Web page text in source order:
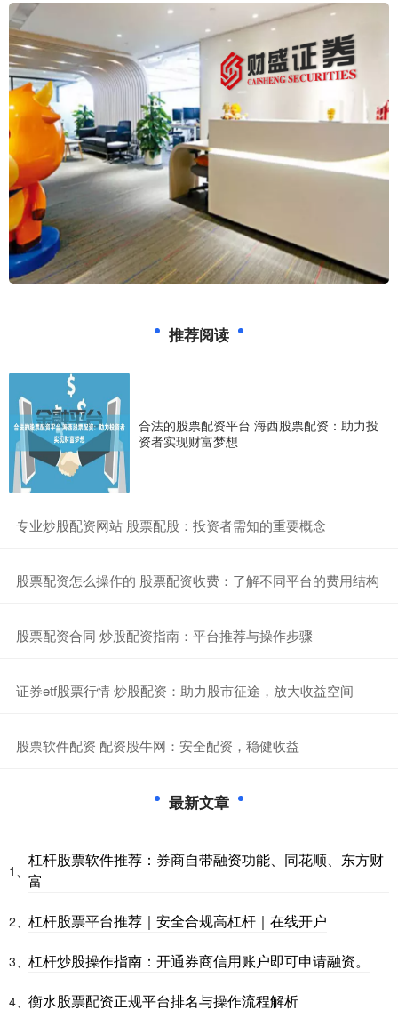
推荐阅读
合法的股票配资平台 海西股票配资：助力投
资者实现财富梦想
​专业炒股配资网站 股票配股：投资者需知的重要概念
​股票配资怎么操作的 股票配资收费：了解不同平台的费用结构
​股票配资合同 炒股配资指南：平台推荐与操作步骤
​证券etf股票行情 炒股配资：助力股市征途，放大收益空间
​股票软件配资 配资股牛网：安全配资，稳健收益
最新文章
1、
杠杆股票软件推荐：券商自带融资功能、同花顺、东方财
富
2、 杠杆股票平台推荐｜安全合规高杠杆｜在线开户
3、 杠杆炒股操作指南：开通券商信用账户即可申请融资。
4、 衡水股票配资正规平台排名与操作流程解析